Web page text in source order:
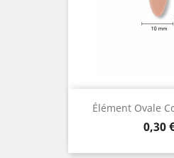
Élément Ovale
Prix
0,30